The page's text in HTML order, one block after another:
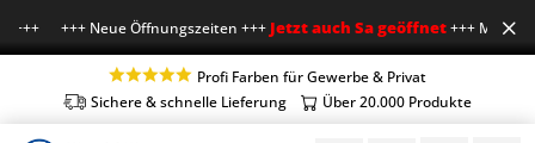
+++ Neue Öffnungszeiten +++Jetzt auch Sa geöffnet+++ Mo-Fr 7-18
Profi Farben für Gewerbe & Privat
Sichere & schnelle Lieferung
Über 20.000 Produkte